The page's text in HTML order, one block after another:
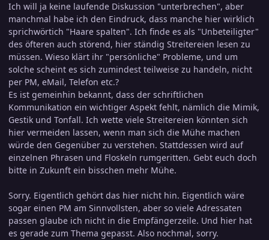
Ich will ja keine laufende Diskussion "unterbrechen", aber
manchmal habe ich den Eindruck, dass manche hier wirklich
sprichwörtich "Haare spalten". Ich finde es als "Unbeteiligter"
des öfteren auch störend, hier ständig Streitereien lesen zu
müssen. Wieso klärt ihr "persönliche" Probleme, und um
solche scheint es sich zumindest teilweise zu handeln, nicht
per PM, eMail, Telefon etc.?
Es ist gemeinhin bekannt, dass der schriftlichen
Kommunikation ein wichtiger Aspekt fehlt, nämlich die Mimik,
Gestik und Tonfall. Ich wette viele Streitereien könnten sich
hier vermeiden lassen, wenn man sich die Mühe machen
würde den Gegenüber zu verstehen. Stattdessen wird auf
einzelnen Phrasen und Floskeln rumgeritten. Gebt euch doch
bitte in Zukunft ein bisschen mehr Mühe.
Sorry. Eigentlich gehört das hier nicht hin. Eigentlich wäre
sogar einen PM am Sinnvollsten, aber so viele Adressaten
passen glaube ich nicht in die Empfängerzeile. Und hier hat
es gerade zum Thema gepasst. Also nochmal, sorry.